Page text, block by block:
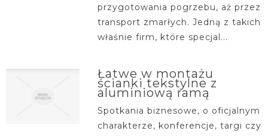
przygotowania pogrzebu, aż przez
transport zmarłych. Jedną z takich
właśnie firm, które specjal...
Łatwe w montażu
ścianki tekstylne z
aluminiową ramą
Spotkania biznesowe, o oficjalnym
charakterze, konferencje, targi czy